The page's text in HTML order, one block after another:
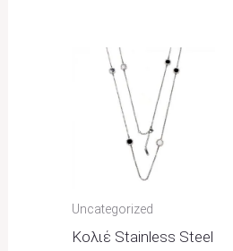
Uncategorized
Κολιέ Stainless Steel